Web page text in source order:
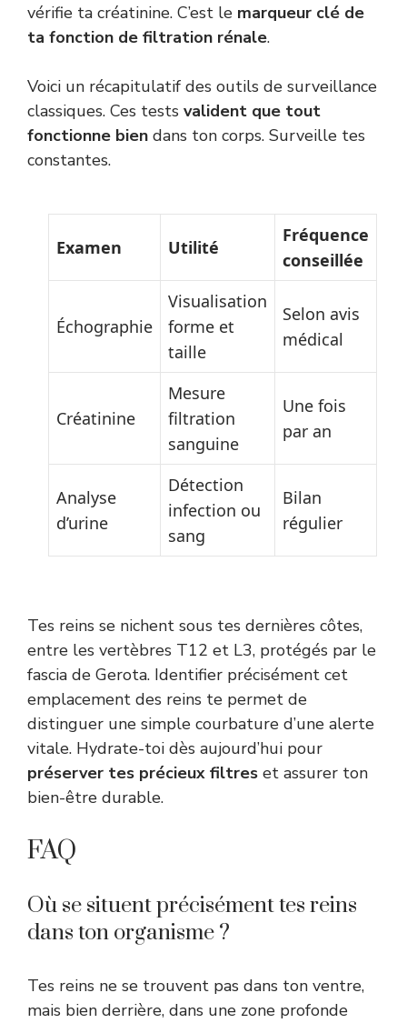
vérifie ta créatinine. C’est le marqueur clé de
ta fonction de filtration rénale.
Voici un récapitulatif des outils de surveillance
classiques. Ces tests valident que tout
fonctionne bien dans ton corps. Surveille tes
constantes.
Examen Utilité
Fréquence
conseillée
Échographie
Visualisation
forme et
taille
Selon avis
médical
Créatinine
Mesure
filtration
sanguine
Une fois
par an
Analyse
d’urine
Détection
infection ou
sang
Bilan
régulier
Tes reins se nichent sous tes dernières côtes,
entre les vertèbres T12 et L3, protégés par le
fascia de Gerota. Identifier précisément cet
emplacement des reins te permet de
distinguer une simple courbature d’une alerte
vitale. Hydrate-toi dès aujourd’hui pour
préserver tes précieux filtres et assurer ton
bien-être durable.
FAQ
Où se situent précisément tes reins
dans ton organisme ?
Tes reins ne se trouvent pas dans ton ventre,
mais bien derrière, dans une zone profonde